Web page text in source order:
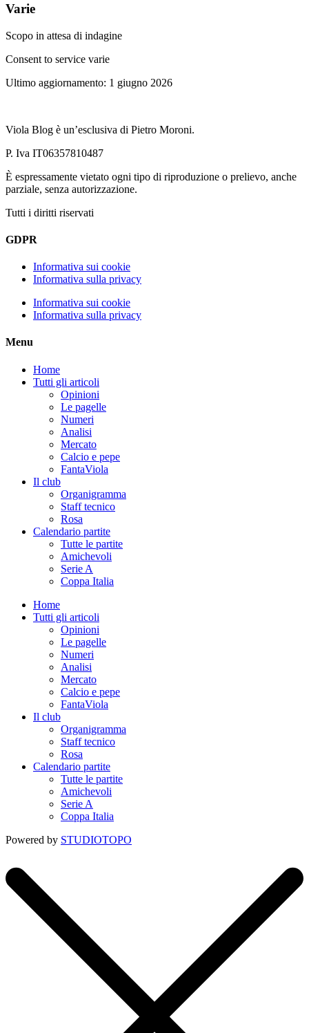
Varie
Scopo in attesa di indagine
Consent to service varie
Ultimo aggiornamento: 1 giugno 2026
Viola Blog è un’esclusiva di Pietro Moroni.
P. Iva IT06357810487
È espressamente vietato ogni tipo di riproduzione o prelievo, anche
parziale, senza autorizzazione.
Tutti i diritti riservati
GDPR
Informativa sui cookie
Informativa sulla privacy
Informativa sui cookie
Informativa sulla privacy
Menu
Home
Tutti gli articoli
Opinioni
Le pagelle
Numeri
Analisi
Mercato
Calcio e pepe
FantaViola
Il club
Organigramma
Staff tecnico
Rosa
Calendario partite
Tutte le partite
Amichevoli
Serie A
Coppa Italia
Home
Tutti gli articoli
Opinioni
Le pagelle
Numeri
Analisi
Mercato
Calcio e pepe
FantaViola
Il club
Organigramma
Staff tecnico
Rosa
Calendario partite
Tutte le partite
Amichevoli
Serie A
Coppa Italia
Powered by STUDIOTOPO